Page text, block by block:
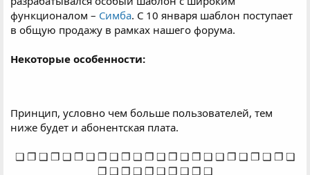
функционалом – Симба. С 10 января шаблон поступает
в общую продажу в рамках нашего форума.
Некоторые особенности:
Работа с 4-я поисковыми системами (Яндекс,
Google, Bing и Yahoo);
какой-либо активности;
Адаптация ЭДМ для каждой страницы (в т.ч.
Принцип, условно чем больше пользователей, тем
ниже будет и абонентская плата.
❏ ❐ ❑ ❒ ❏ ❐ ❏ ❐ ❑ ❒ ❏ ❐ ❑ ❒ ❑ ❒ ❑ ❏ ❐ ❑ ❒ ❏ ❐ ❏
❐ ❑ ❒ ❏ ❐ ❑ ❒ ❑ ❒ ❑